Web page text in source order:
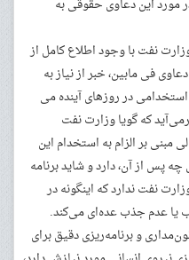
مورد این دعاوی حقوقی به
نفت با وجود اطلاع کامل از
فی مابین، خبر از نیاز به
استخدامی در روزهای آینده می
که گویا وزارت نفت
بر الزام به استخدام این
پس از آن، دارد و شاید برنامه
نفت ندارد که اینگونه در
یا عدم جذب عده‌ای می‌کند.
و برنامه‌ریزی دقیق برای